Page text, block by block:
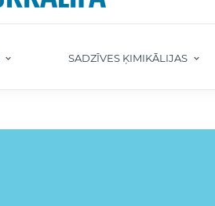
SADZĪVES ĶIMIKĀLIJAS